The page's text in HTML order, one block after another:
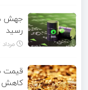
رسید
مرداد ۱۶, ۱۴۰۵
کاهش